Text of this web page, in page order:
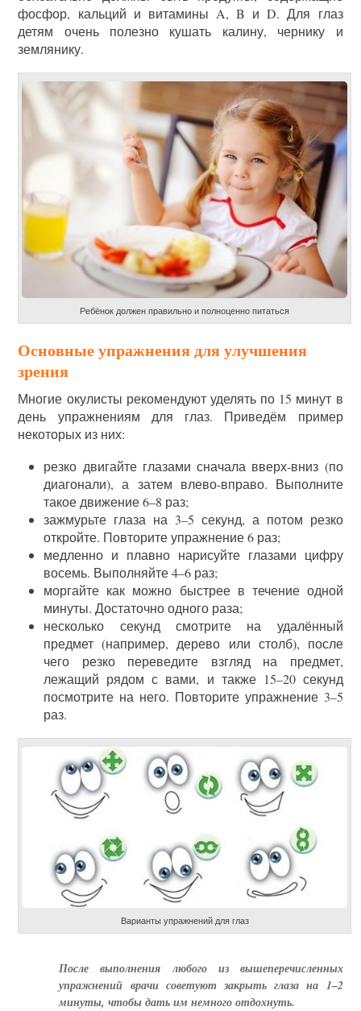
фосфор, кальций и витамины A, B и D. Для глаз
детям очень полезно кушать калину, чернику и
землянику.
Ребёнок должен правильно и полноценно питаться
Основные упражнения для улучшения
зрения
Многие окулисты рекомендуют уделять по 15 минут в
день упражнениям для глаз. Приведём пример
некоторых из них:
резко двигайте глазами сначала вверх-вниз (по
диагонали), а затем влево-вправо. Выполните
такое движение 6–8 раз;
зажмурьте глаза на 3–5 секунд, а потом резко
откройте. Повторите упражнение 6 раз;
медленно и плавно нарисуйте глазами цифру
восемь. Выполняйте 4–6 раз;
моргайте как можно быстрее в течение одной
минуты. Достаточно одного раза;
несколько секунд смотрите на удалённый
предмет (например, дерево или столб), после
чего резко переведите взгляд на предмет,
лежащий рядом с вами, и также 15–20 секунд
посмотрите на него. Повторите упражнение 3–5
раз.
Варианты упражнений для глаз
После выполнения любого из вышеперечисленных
упражнений врачи советуют закрыть глаза на 1–2
минуты, чтобы дать им немного отдохнуть.